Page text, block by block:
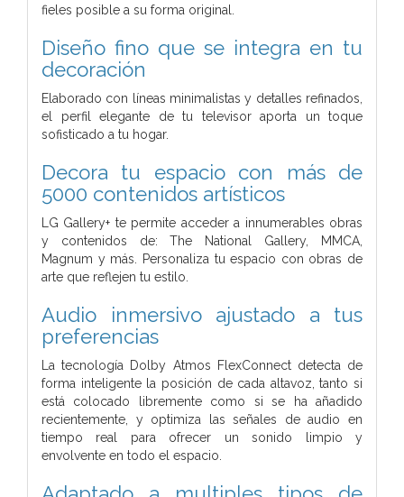
fieles posible a su forma original.
Diseño fino que se integra en tu
decoración
Elaborado con líneas minimalistas y detalles refinados,
el perfil elegante de tu televisor aporta un toque
sofisticado a tu hogar.
Decora tu espacio con más de
5000 contenidos artísticos
LG Gallery+ te permite acceder a innumerables obras
y contenidos de: The National Gallery, MMCA,
Magnum y más. Personaliza tu espacio con obras de
arte que reflejen tu estilo.
Audio inmersivo ajustado a tus
preferencias
La tecnología Dolby Atmos FlexConnect detecta de
forma inteligente la posición de cada altavoz, tanto si
está colocado libremente como si se ha añadido
recientemente, y optimiza las señales de audio en
tiempo real para ofrecer un sonido limpio y
envolvente en todo el espacio.